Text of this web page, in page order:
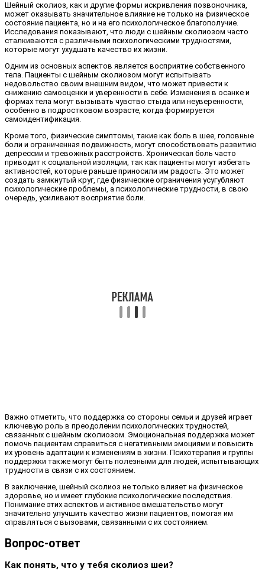
Шейный сколиоз, как и другие формы искривления позвоночника,
может оказывать значительное влияние не только на физическое
состояние пациента, но и на его психологическое благополучие.
Исследования показывают, что люди с шейным сколиозом часто
сталкиваются с различными психологическими трудностями,
которые могут ухудшать качество их жизни.
Одним из основных аспектов является восприятие собственного
тела. Пациенты с шейным сколиозом могут испытывать
недовольство своим внешним видом, что может привести к
снижению самооценки и уверенности в себе. Изменения в осанке и
формах тела могут вызывать чувство стыда или неуверенности,
особенно в подростковом возрасте, когда формируется
самоидентификация.
Кроме того, физические симптомы, такие как боль в шее, головные
боли и ограниченная подвижность, могут способствовать развитию
депрессии и тревожных расстройств. Хроническая боль часто
приводит к социальной изоляции, так как пациенты могут избегать
активностей, которые раньше приносили им радость. Это может
создать замкнутый круг, где физические ограничения усугубляют
психологические проблемы, а психологические трудности, в свою
очередь, усиливают восприятие боли.
Важно отметить, что поддержка со стороны семьи и друзей играет
ключевую роль в преодолении психологических трудностей,
связанных с шейным сколиозом. Эмоциональная поддержка может
помочь пациентам справиться с негативными эмоциями и повысить
их уровень адаптации к изменениям в жизни. Психотерапия и группы
поддержки также могут быть полезными для людей, испытывающих
трудности в связи с их состоянием.
В заключение, шейный сколиоз не только влияет на физическое
здоровье, но и имеет глубокие психологические последствия.
Понимание этих аспектов и активное вмешательство могут
значительно улучшить качество жизни пациентов, помогая им
справляться с вызовами, связанными с их состоянием.
Вопрос-ответ
Как понять, что у тебя сколиоз шеи?